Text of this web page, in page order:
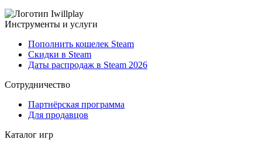
Инструменты и услуги
Пополнить кошелек Steam
Скидки в Steam
Даты распродаж в Steam 2026
Сотрудничество
Партнёрская программа
Для продавцов
Каталог игр